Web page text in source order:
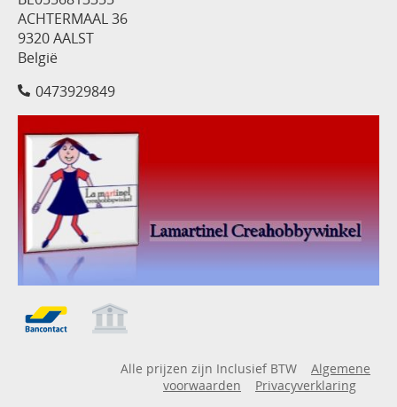
ACHTERMAAL 36
9320 AALST
België
0473929849
Alle prijzen zijn Inclusief BTW
Algemene
voorwaarden
Privacyverklaring